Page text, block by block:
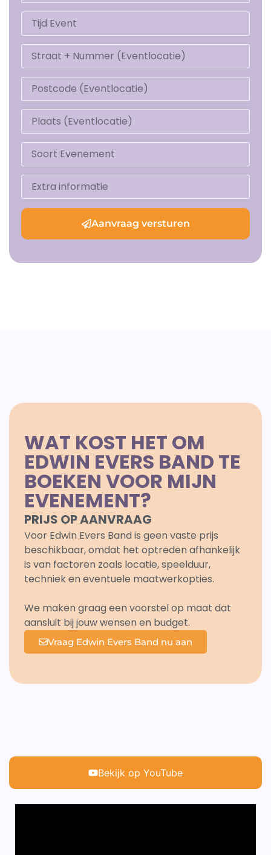
Aanvraag versturen
WAT KOST HET OM
EDWIN EVERS BAND TE
BOEKEN VOOR MIJN
EVENEMENT?
PRIJS OP AANVRAAG
Voor Edwin Evers Band is geen vaste prijs
beschikbaar, omdat het optreden afhankelijk
is van factoren zoals locatie, speelduur,
techniek en eventuele maatwerkopties.
We maken graag een voorstel op maat dat
aansluit bij jouw wensen en budget.
Vraag Edwin Evers Band nu aan
Bekijk op YouTube